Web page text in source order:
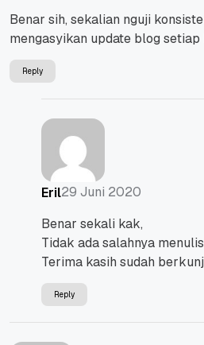
Benar sih, sekalian nguji
mengasyikan update blog setiap
Reply
Eril29 Juni 2020
Benar sekali kak,
Tidak ada salahnya
Terima kasih sudah
Reply